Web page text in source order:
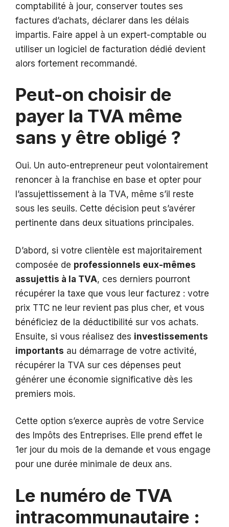
comptabilité à jour, conserver toutes ses
factures d’achats, déclarer dans les délais
impartis. Faire appel à un expert-comptable ou
utiliser un logiciel de facturation dédié devient
alors fortement recommandé.
Peut-on choisir de
payer la TVA même
sans y être obligé ?
Oui. Un auto-entrepreneur peut volontairement
renoncer à la franchise en base et opter pour
l’assujettissement à la TVA, même s’il reste
sous les seuils. Cette décision peut s’avérer
pertinente dans deux situations principales.
D’abord, si votre clientèle est majoritairement
composée de professionnels eux-mêmes
assujettis à la TVA, ces derniers pourront
récupérer la taxe que vous leur facturez : votre
prix TTC ne leur revient pas plus cher, et vous
bénéficiez de la déductibilité sur vos achats.
Ensuite, si vous réalisez des investissements
importants au démarrage de votre activité,
récupérer la TVA sur ces dépenses peut
générer une économie significative dès les
premiers mois.
Cette option s’exerce auprès de votre Service
des Impôts des Entreprises. Elle prend effet le
1er jour du mois de la demande et vous engage
pour une durée minimale de deux ans.
Le numéro de TVA
intracommunautaire :